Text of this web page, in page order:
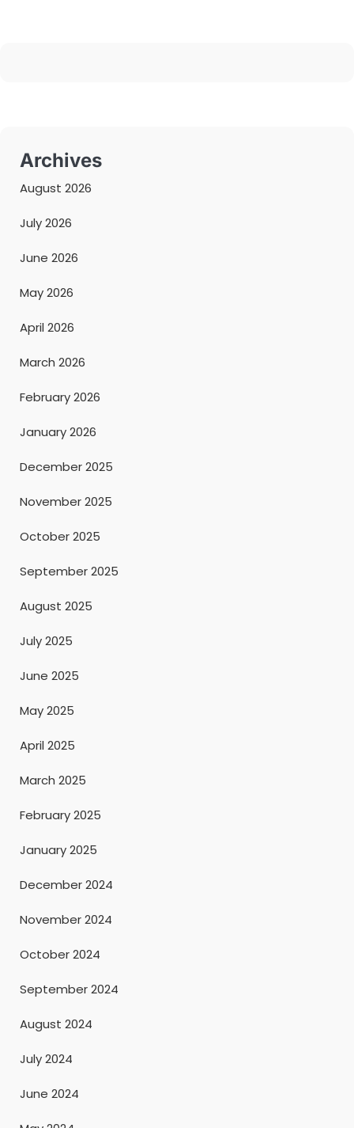
Archives
August 2026
July 2026
June 2026
May 2026
April 2026
March 2026
February 2026
January 2026
December 2025
November 2025
October 2025
September 2025
August 2025
July 2025
June 2025
May 2025
April 2025
March 2025
February 2025
January 2025
December 2024
November 2024
October 2024
September 2024
August 2024
July 2024
June 2024